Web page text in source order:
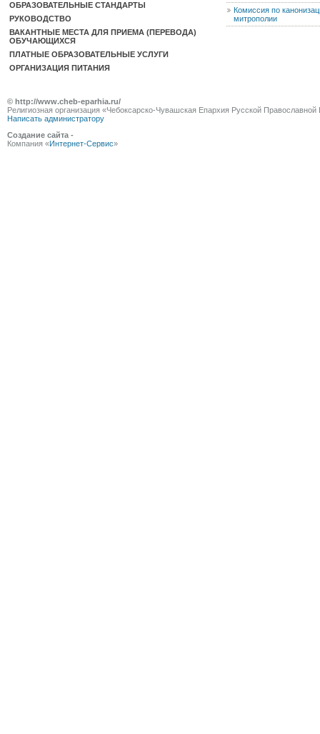
ОБРАЗОВАТЕЛЬНЫЕ СТАНДАРТЫ
РУКОВОДСТВО
ВАКАНТНЫЕ МЕСТА ДЛЯ ПРИЕМА (ПЕРЕВОДА)
ОБУЧАЮЩИХСЯ
ПЛАТНЫЕ ОБРАЗОВАТЕЛЬНЫЕ УСЛУГИ
ОРГАНИЗАЦИЯ ПИТАНИЯ
Комиссия по
митрополии
© http://www.cheb-eparhia.ru/
Религиозная организация «Чебоксарско-Чувашская Епархия Русской
Написать администратору
Создание сайта -
Компания «Интернет-Сервис»